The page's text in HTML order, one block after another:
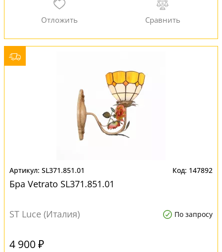
SL371.851.01 147892
Бра Vetrato SL371.851.01
ST Luce (Италия) По запросу
4 900 ₽